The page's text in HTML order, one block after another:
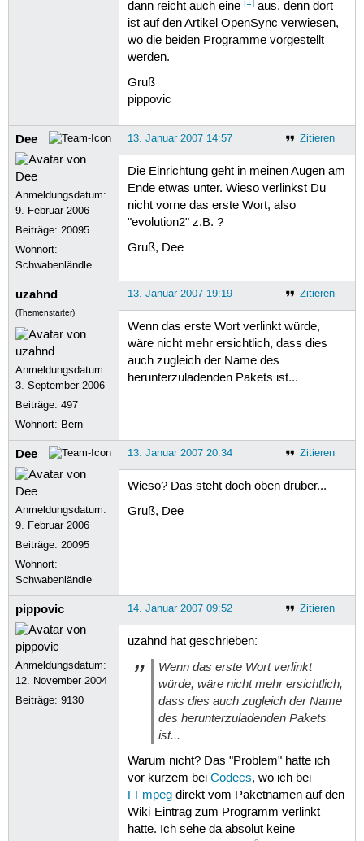
dann reicht auch eine
aus, denn dort
ist auf den Artikel OpenSync verwiesen,
wo die beiden Programme vorgestellt
werden.
Gruß
pippovic
Dee
Anmeldungsdatum:
9. Februar 2006
Beiträge:20095
Wohnort:
Schwabenländle
Zitieren
13. Januar 2007 14:57
Die Einrichtung geht in meinen Augen am
Ende etwas unter. Wieso verlinkst Du
nicht vorne das erste Wort, also
"evolution2" z.B. ?
Gruß, Dee
uzahnd
(Themenstarter)
Anmeldungsdatum:
3. September 2006
Beiträge:497
Wohnort: Bern
Zitieren
13. Januar 2007 19:19
Wenn das erste Wort verlinkt würde,
wäre nicht mehr ersichtlich, dass dies
auch zugleich der Name des
herunterzuladenden Pakets ist...
Dee
Anmeldungsdatum:
9. Februar 2006
Beiträge:20095
Wohnort:
Schwabenländle
Zitieren
13. Januar 2007 20:34
Wieso? Das steht doch oben drüber...
Gruß, Dee
pippovic
Anmeldungsdatum:
12. November 2004
Beiträge:9130
Zitieren
14. Januar 2007 09:52
uzahnd hat geschrieben:
Wenn das erste Wort verlinkt
würde, wäre nicht mehr ersichtlich,
dass dies auch zugleich der Name
des herunterzuladenden Pakets
ist...
Warum nicht? Das "Problem" hatte ich
vor kurzem bei Codecs, wo ich bei
FFmpegdirekt vom Paketnamen auf den
Wiki-Eintrag zum Programm verlinkt
hatte. Ich sehe da absolut keine